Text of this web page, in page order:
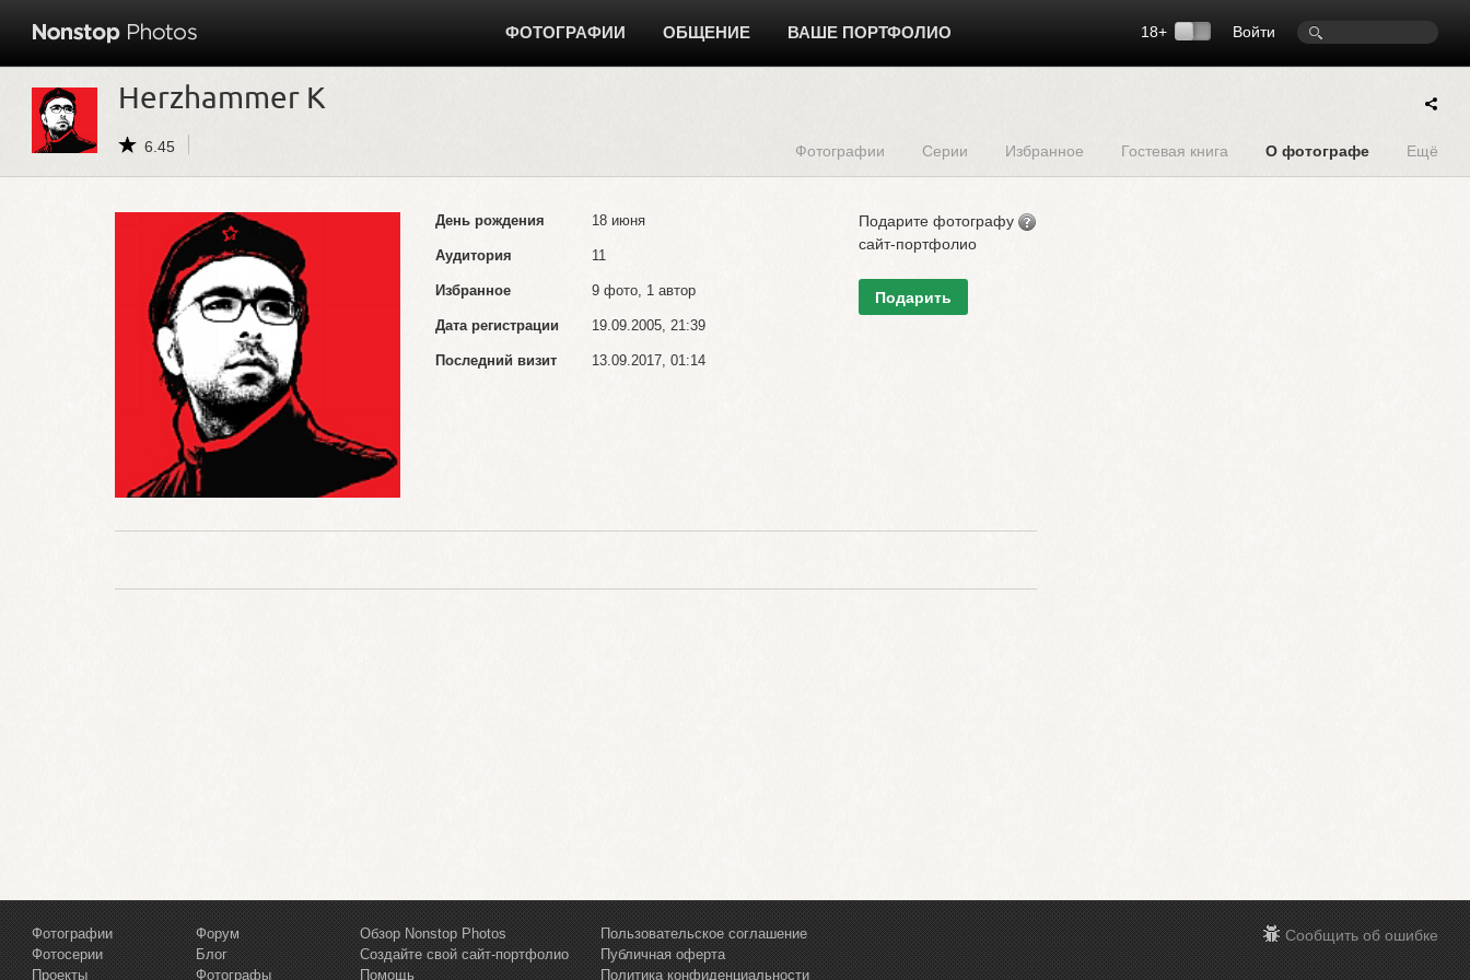
Войти
18+
ФОТОГРАФИИ ОБЩЕНИЕ ВАШЕ ПОРТФОЛИО
Herzhammer K
6.45 Фотографии Серии Избранное Гостевая книга О фотографе Ещё
День рождения 18 июня
Аудитория 11
Избранное 9 фото, 1 автор
Дата регистрации 19.09.2005, 21:39
Последний визит 13.09.2017, 01:14
Подарите фотографу
сайт-портфолио
Подарить
Фотографии
Фотосерии
Проекты
Форум
Блог
Фотографы
Обзор Nonstop Photos
Создайте свой сайт-портфолио
Помощь
Пользовательское соглашение
Публичная оферта
Политика конфиденциальности
Сообщить об ошибке